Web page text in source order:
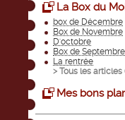
La Box du
box de Décembre
Box de Novembre
D'octobre
Box de Septembre
La rentrée
> Tous les articles
Mes bons